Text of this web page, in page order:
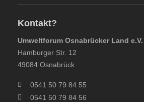
Kontakt?
Umweltforum Osnabrücker Land e.V.
Hamburger Str. 12
49084 Osnabrück
0541 50 79 84 55
0541 50 79 84 56